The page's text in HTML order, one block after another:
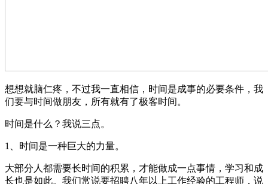
想想就脑仁疼，不过我一直相信，时间是成事的必要条件，我
们要与时间做朋友，所有就有了极客时间。
时间是什么？我说三点。
1、时间是一种巨大的力量。
大部分人都需要长时间的积累，才能做成一点事情，学习和成
长也是如此。我们常说要招聘八年以上工作经验的工程师，说